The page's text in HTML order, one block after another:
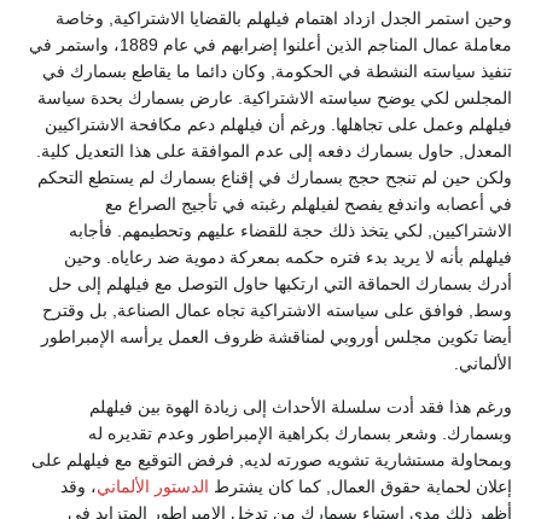
وحين استمر الجدل ازداد اهتمام فيلهلم بالقضايا الاشتراكية, وخاصة
معاملة عمال المناجم الذين أعلنوا إضرابهم في عام 1889، واستمر في
تنفيذ سياسته النشطة في الحكومة, وكان دائما ما يقاطع بسمارك في
المجلس لكي يوضح سياسته الاشتراكية. عارض بسمارك بحدة سياسة
فيلهلم وعمل على تجاهلها. ورغم أن فيلهلم دعم مكافحة الاشتراكيين
المعدل, حاول بسمارك دفعه إلى عدم الموافقة على هذا التعديل كلية.
ولكن حين لم تنجح حجج بسمارك في إقناع بسمارك لم يستطع التحكم
في أعصابه واندفع يفصح لفيلهلم رغبته في تأجيج الصراع مع
الاشتراكيين, لكي يتخذ ذلك حجة للقضاء عليهم وتحطيمهم. فأجابه
فيلهلم بأنه لا يريد بدء فتره حكمه بمعركة دموية ضد رعاياه. وحين
أدرك بسمارك الحماقة التي ارتكبها حاول التوصل مع فيلهلم إلى حل
وسط, فوافق على سياسته الاشتراكية تجاه عمال الصناعة, بل وقترح
أيضا تكوين مجلس أوروبي لمناقشة ظروف العمل يرأسه الإمبراطور
الألماني.
ورغم هذا فقد أدت سلسلة الأحداث إلى زيادة الهوة بين فيلهلم
وبسمارك. وشعر بسمارك بكراهية الإمبراطور وعدم تقديره له
وبمحاولة مستشارية تشويه صورته لديه, فرفض التوقيع مع فيلهلم على
إعلان لحماية حقوق العمال, كما كان يشترط الدستور الألماني، وقد
أظهر ذلك مدى استياء بسمارك من تدخل الإمبراطور المتزايد في